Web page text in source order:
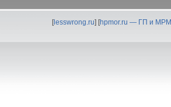
[lesswrong.ru] [hpmor.ru — ГП и МРМ